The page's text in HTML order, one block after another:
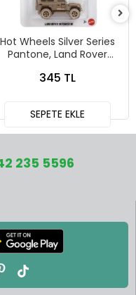
Hot Wheels Silver Series
Pantone, Land Rover
345 TL
SEPETE EKLE
235 5596